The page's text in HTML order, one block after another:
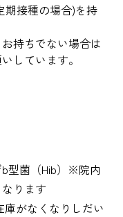
期接種の場合)を持
持ちでない場合は
しています。
型菌（Hib）※院内
ります
がなくなりしだい